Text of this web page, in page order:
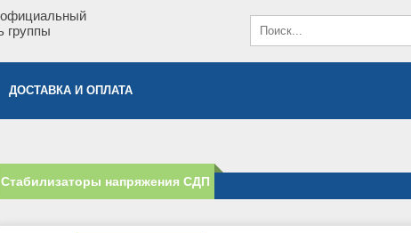
группы
ДОСТАВКА И ОПЛАТА
Стабилизаторы напряжения СДП